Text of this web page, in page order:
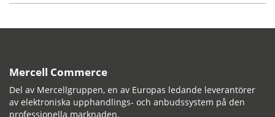
Mercell Commerce
Del av Mercellgruppen, en av Europas ledande leverantörer
av elektroniska upphandlings- och anbudssystem på den
professionella marknaden.